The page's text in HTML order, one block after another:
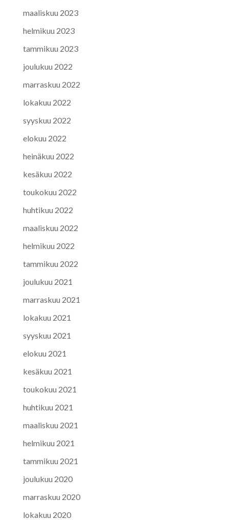
maaliskuu 2023
helmikuu 2023
tammikuu 2023
joulukuu 2022
marraskuu 2022
lokakuu 2022
syyskuu 2022
elokuu 2022
heinäkuu 2022
kesäkuu 2022
toukokuu 2022
huhtikuu 2022
maaliskuu 2022
helmikuu 2022
tammikuu 2022
joulukuu 2021
marraskuu 2021
lokakuu 2021
syyskuu 2021
elokuu 2021
kesäkuu 2021
toukokuu 2021
huhtikuu 2021
maaliskuu 2021
helmikuu 2021
tammikuu 2021
joulukuu 2020
marraskuu 2020
lokakuu 2020